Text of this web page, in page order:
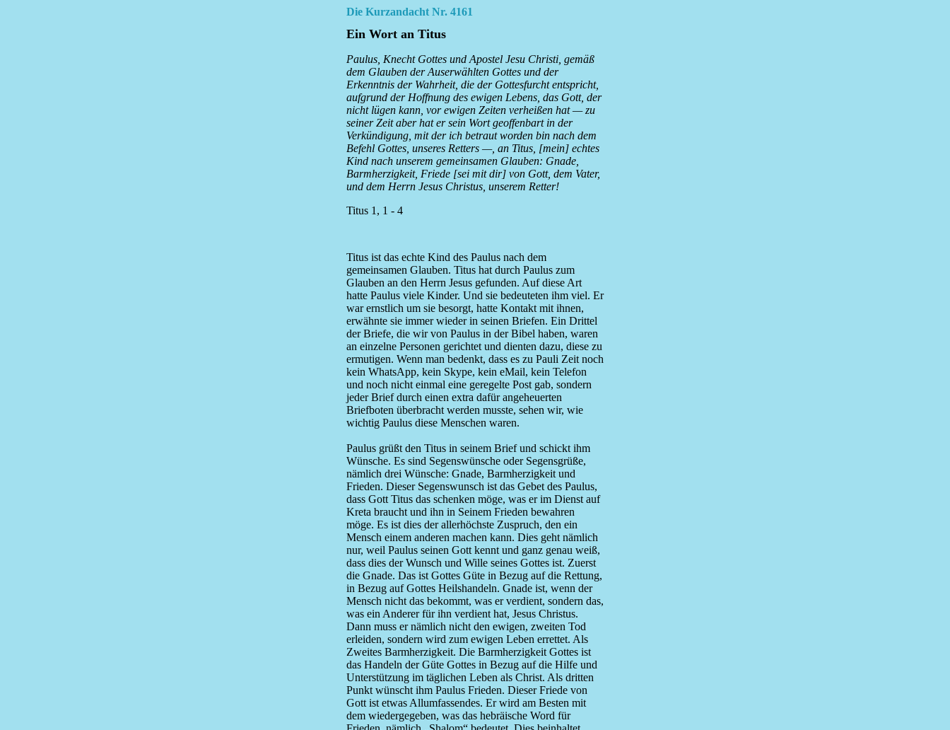
Die Kurzandacht Nr. 4161
Ein Wort an Titus
Paulus, Knecht Gottes und Apostel Jesu Christi, gemäß
dem Glauben der Auserwählten Gottes und der
Erkenntnis der Wahrheit, die der Gottesfurcht entspricht,
aufgrund der Hoffnung des ewigen Lebens, das Gott, der
nicht lügen kann, vor ewigen Zeiten verheißen hat — zu
seiner Zeit aber hat er sein Wort geoffenbart in der
Verkündigung, mit der ich betraut worden bin nach dem
Befehl Gottes, unseres Retters —, an Titus, [mein] echtes
Kind nach unserem gemeinsamen Glauben: Gnade,
Barmherzigkeit, Friede [sei mit dir] von Gott, dem Vater,
und dem Herrn Jesus Christus, unserem Retter!
Titus 1, 1 - 4
Titus ist das echte Kind des Paulus nach dem
gemeinsamen Glauben. Titus hat durch Paulus zum
Glauben an den Herrn Jesus gefunden. Auf diese Art
hatte Paulus viele Kinder. Und sie bedeuteten ihm viel. Er
war ernstlich um sie besorgt, hatte Kontakt mit ihnen,
erwähnte sie immer wieder in seinen Briefen. Ein Drittel
der Briefe, die wir von Paulus in der Bibel haben, waren
an einzelne Personen gerichtet und dienten dazu, diese zu
ermutigen. Wenn man bedenkt, dass es zu Pauli Zeit noch
kein WhatsApp, kein Skype, kein eMail, kein Telefon
und noch nicht einmal eine geregelte Post gab, sondern
jeder Brief durch einen extra dafür angeheuerten
Briefboten überbracht werden musste, sehen wir, wie
wichtig Paulus diese Menschen waren.
Paulus grüßt den Titus in seinem Brief und schickt ihm
Wünsche. Es sind Segenswünsche oder Segensgrüße,
nämlich drei Wünsche: Gnade, Barmherzigkeit und
Frieden. Dieser Segenswunsch ist das Gebet des Paulus,
dass Gott Titus das schenken möge, was er im Dienst auf
Kreta braucht und ihn in Seinem Frieden bewahren
möge. Es ist dies der allerhöchste Zuspruch, den ein
Mensch einem anderen machen kann. Dies geht nämlich
nur, weil Paulus seinen Gott kennt und ganz genau weiß,
dass dies der Wunsch und Wille seines Gottes ist. Zuerst
die Gnade. Das ist Gottes Güte in Bezug auf die Rettung,
in Bezug auf Gottes Heilshandeln. Gnade ist, wenn der
Mensch nicht das bekommt, was er verdient, sondern das,
was ein Anderer für ihn verdient hat, Jesus Christus.
Dann muss er nämlich nicht den ewigen, zweiten Tod
erleiden, sondern wird zum ewigen Leben errettet. Als
Zweites Barmherzigkeit. Die Barmherzigkeit Gottes ist
das Handeln der Güte Gottes in Bezug auf die Hilfe und
Unterstützung im täglichen Leben als Christ. Als dritten
Punkt wünscht ihm Paulus Frieden. Dieser Friede von
Gott ist etwas Allumfassendes. Er wird am Besten mit
dem wiedergegeben, was das hebräische Word für